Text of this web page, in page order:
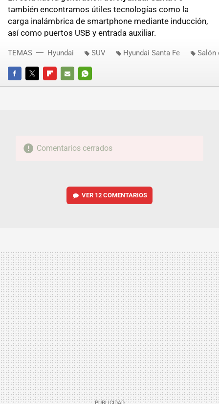
también encontramos útiles tecnologías como la
carga inalámbrica de smartphone mediante inducción,
así como puertos USB y entrada auxiliar.
FACEBOOKTWITTERFLIPBOARD
E-
WHATSAPP
TEMAS Hyundai SUV Hyundai Santa Fe Salón
Comentarios cerrados
VER 12 COMENTARIOS